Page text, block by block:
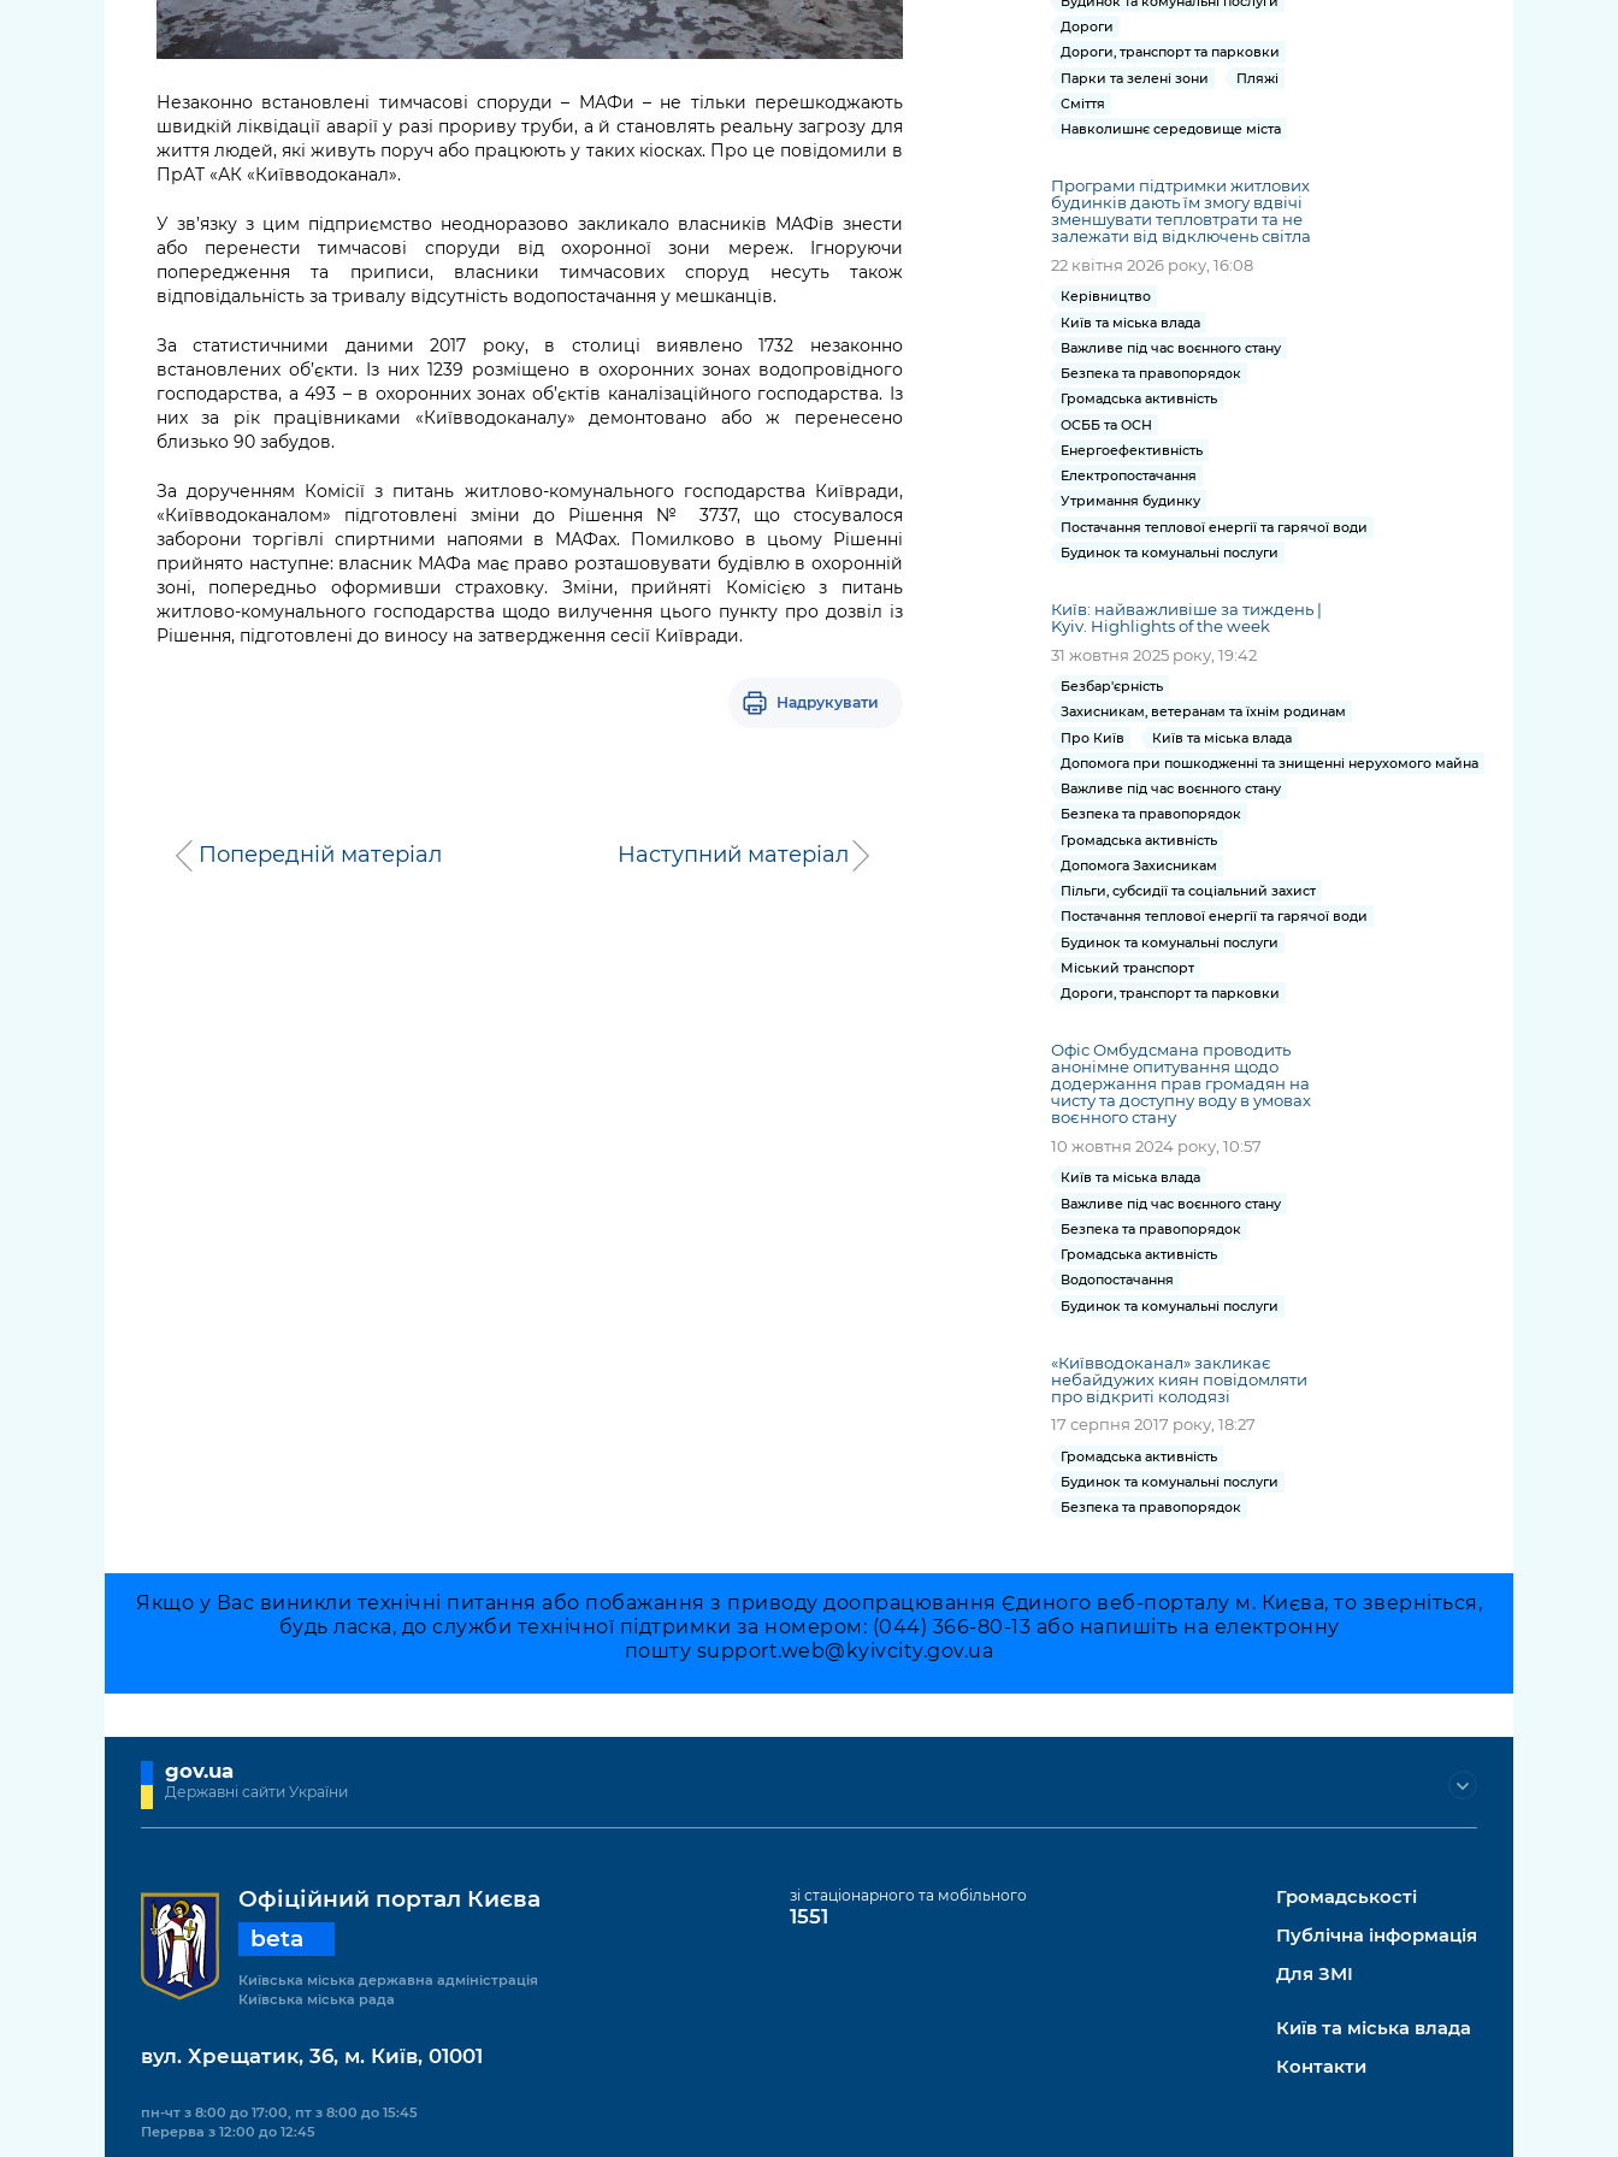
Незаконно встановлені тимчасові споруди – МАФи – не тільки перешкоджають
швидкій ліквідації аварії у разі прориву труби, а й становлять реальну загрозу для
життя людей, які живуть поруч або працюють у таких кіосках. Про це повідомили в
ПрАТ «АК «Київводоканал».
У зв’язку з цим підприємство неодноразово закликало власників МАФів знести
або перенести тимчасові споруди від охоронної зони мереж. Ігноруючи
попередження та приписи, власники тимчасових споруд несуть також
відповідальність за тривалу відсутність водопостачання у мешканців.
За статистичними даними 2017 року, в столиці виявлено 1732 незаконно
встановлених об’єкти. Із них 1239 розміщено в охоронних зонах водопровідного
господарства, а 493 – в охоронних зонах об’єктів каналізаційного господарства. Із
них за рік працівниками «Київводоканалу» демонтовано або ж перенесено
близько 90 забудов.
За дорученням Комісії з питань житлово-комунального господарства Київради,
«Київводоканалом» підготовлені зміни до Рішення № 3737, що стосувалося
заборони торгівлі спиртними напоями в МАФах. Помилково в цьому Рішенні
прийнято наступне: власник МАФа має право розташовувати будівлю в охоронній
зоні, попередньо оформивши страховку. Зміни, прийняті Комісією з питань
житлово-комунального господарства щодо вилучення цього пункту про дозвіл із
Рішення, підготовлені до виносу на затвердження сесії Київради.
Надрукувати
Попередній матеріал Наступний матеріал
Дороги
Дороги, транспорт та парковки
Парки та зелені зони
Пляжі
Сміття
Навколишнє середовище міста
Програми підтримки житлових
будинків дають їм змогу вдвічі
зменшувати тепловтрати та не
залежати від відключень світла
22 квітня 2026 року, 16:08
Керівництво
Київ та міська влада
Важливе під час воєнного стану
Безпека та правопорядок
Громадська активність
ОСББ та ОСН
Енергоефективність
Електропостачання
Утримання будинку
Постачання теплової енергії та гарячої води
Будинок та комунальні послуги
Київ: найважливіше за тиждень |
Kyiv. Highlights of the week
31 жовтня 2025 року, 19:42
Безбар'єрність
Захисникам, ветеранам та їхнім родинам
Про Київ
Київ та міська влада
Допомога при пошкодженні та знищенні нерухомого майна
Важливе під час воєнного стану
Безпека та правопорядок
Громадська активність
Допомога Захисникам
Пільги, субсидії та соціальний захист
Постачання теплової енергії та гарячої води
Будинок та комунальні послуги
Міський транспорт
Дороги, транспорт та парковки
Офіс Омбудсмана проводить
анонімне опитування щодо
додержання прав громадян на
чисту та доступну воду в умовах
воєнного стану
10 жовтня 2024 року, 10:57
Київ та міська влада
Важливе під час воєнного стану
Безпека та правопорядок
Громадська активність
Водопостачання
Будинок та комунальні послуги
«Київводоканал» закликає
небайдужих киян повідомляти
про відкриті колодязі
17 серпня 2017 року, 18:27
Громадська активність
Будинок та комунальні послуги
Безпека та правопорядок
Якщо у Вас виникли технічні питання або побажання з приводу доопрацювання Єдиного веб-порталу м. Києва, то зверніться,
будь ласка, до служби технічної підтримки за номером: (044) 366-80-13 або напишіть на електронну
пошту support.web@kyivcity.gov.ua
gov.ua
Державні сайти України
Офіційний портал Києва
beta
Київська міська державна адміністрація
Київська міська рада
вул. Хрещатик, 36, м. Київ, 01001
пн-чт з 8:00 до 17:00, пт з 8:00 до 15:45
Перерва з 12:00 до 12:45
зі стаціонарного та мобільного
1551
Громадськості
Публічна інформація
Для ЗМІ
Київ та міська влада
Контакти